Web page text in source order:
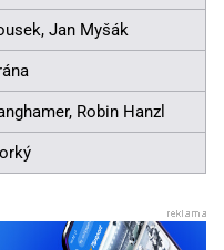
Jan Myšák
Robin Hanzl